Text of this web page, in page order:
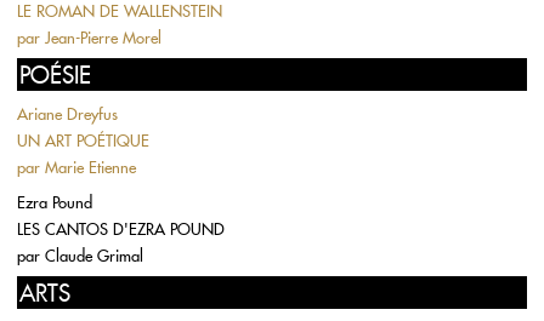
LE ROMAN DE WALLENSTEIN
par Jean-Pierre Morel
POÉSIE
Ariane Dreyfus
UN ART POÉTIQUE
par Marie Etienne
Ezra Pound
LES CANTOS D'EZRA POUND
par Claude Grimal
ARTS